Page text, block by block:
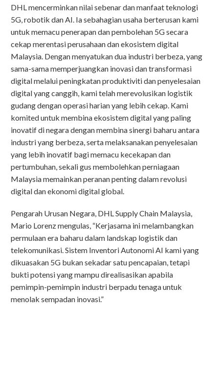
DHL mencerminkan nilai sebenar dan manfaat teknologi
5G, robotik dan AI. Ia sebahagian usaha berterusan kami
untuk memacu penerapan dan pembolehan 5G secara
cekap merentasi perusahaan dan ekosistem digital
Malaysia. Dengan menyatukan dua industri berbeza, yang
sama-sama memperjuangkan inovasi dan transformasi
digital melalui peningkatan produktiviti dan penyelesaian
digital yang canggih, kami telah merevolusikan logistik
gudang dengan operasi harian yang lebih cekap. Kami
komited untuk membina ekosistem digital yang paling
inovatif di negara dengan membina sinergi baharu antara
industri yang berbeza, serta melaksanakan penyelesaian
yang lebih inovatif bagi memacu kecekapan dan
pertumbuhan, sekali gus membolehkan perniagaan
Malaysia memainkan peranan penting dalam revolusi
digital dan ekonomi digital global.
Pengarah Urusan Negara, DHL Supply Chain Malaysia,
Mario Lorenz mengulas, “Kerjasama ini melambangkan
permulaan era baharu dalam landskap logistik dan
telekomunikasi. Sistem Inventori Autonomi AI kami yang
dikuasakan 5G bukan sekadar satu pencapaian, tetapi
bukti potensi yang mampu direalisasikan apabila
pemimpin-pemimpin industri berpadu tenaga untuk
menolak sempadan inovasi.”